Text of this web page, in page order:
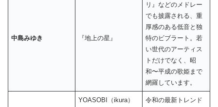
中島みゆき 『地上の星』
リ』などのメドレー
でも披露される、重
厚感のある低音と独
特のビブラート。若
い世代のアーティス
トだけでなく、昭
和〜平成の歌姫まで
網羅しています。
YOASOBI（ikura）
令和の最新トレンド